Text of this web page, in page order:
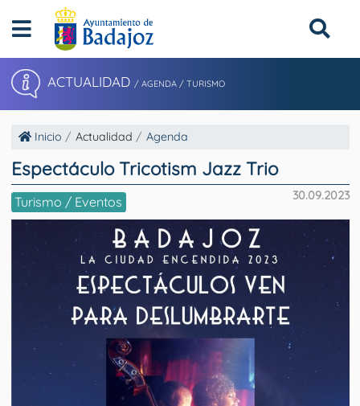
ACTUALIDAD / AGENDA / TURISMO
Inicio Actualidad Agenda
Espectáculo Tricotism Jazz Trio
30.09.2023
Turismo / Eventos